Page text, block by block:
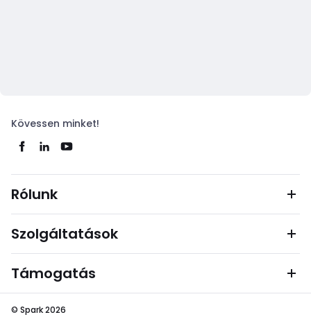
Kövessen minket!
Rólunk
Szolgáltatások
Támogatás
© Spark 2026